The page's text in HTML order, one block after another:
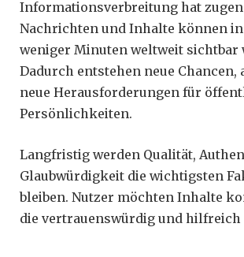
Informationsverbreitung hat
Nachrichten und Inhalte können
weniger Minuten weltweit sichtbar
Dadurch entstehen neue Chancen,
neue Herausforderungen für
Persönlichkeiten.
Langfristig werden Qualität,
Glaubwürdigkeit die wichtigsten
bleiben. Nutzer möchten Inhalte
die vertrauenswürdig und hilfreich